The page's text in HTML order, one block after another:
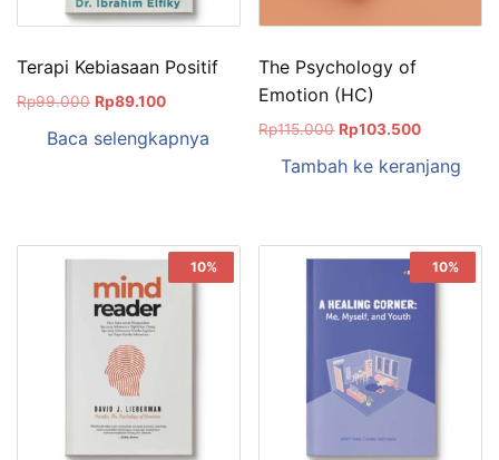
Terapi Kebiasaan Positif
Rp99.000 Rp89.100
Baca selengkapnya
The Psychology of
Emotion (HC)
Rp115.000 Rp103.500
Tambah ke keranjang
Sale!
10% Sale!
10%